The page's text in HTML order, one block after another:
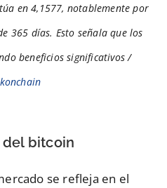
en 4,1577, notablemente por
365 días. Esto señala que los
beneficios significativos /
bitcoin
se refleja en el